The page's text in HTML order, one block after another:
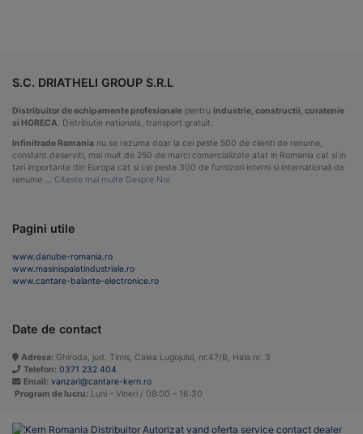
S.C. DRIATHELI GROUP S.R.L
Distribuitor de echipamente profesionale pentru industrie, constructii, curatenie
si HORECA. Distributie nationala, transport gratuit.
Infinitrade Romania nu se rezuma doar la cei peste 500 de clienti de renume,
constant deserviti, mai mult de 250 de marci comercializate atat in Romania cat si in
tari importante din Europa cat si cei peste 300 de furnizori interni si internationali de
renume … Citeste mai multe Despre Noi
Pagini utile
www.danube-romania.ro
www.masinispalatindustriale.ro
www.cantare-balante-electronice.ro
Date de contact
Adresa: Ghiroda, jud. Timis, Calea Lugojului, nr.47/B, Hala nr. 3
Telefon: 0371 232 404
Email: vanzari@cantare-kern.ro
Program de lucru: Luni – Vineri / 08:00 – 16:30